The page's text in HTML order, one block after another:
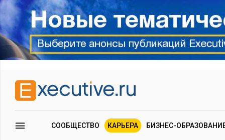
СООБЩЕСТВО КАРЬЕРА БИЗНЕС-